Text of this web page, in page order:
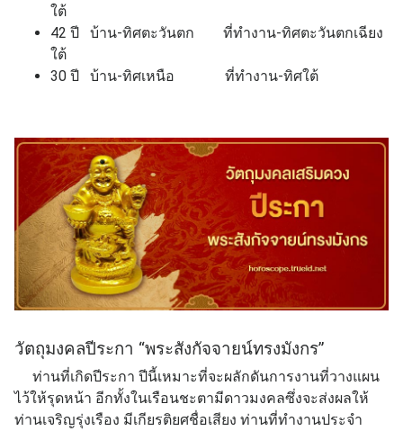
ใต้
42 ปี บ้าน-ทิศตะวันตก ที่ทำงาน-ทิศตะวันตกเฉียง
ใต้
30 ปี บ้าน-ทิศเหนือ ที่ทำงาน-ทิศใต้
วัตถุมงคลปีระกา “พระสังกัจจายน์ทรงมังกร”
ท่านที่เกิดปีระกา ปีนี้เหมาะที่จะผลักดันการงานที่วางแผน
ไว้ให้รุดหน้า อีกทั้งในเรือนชะตามีดาวมงคลซึ่งจะส่งผลให้
ท่านเจริญรุ่งเรือง มีเกียรติยศชื่อเสียง ท่านที่ทำงานประจำ